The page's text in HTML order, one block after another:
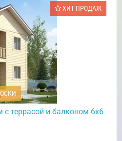
ХИТ ПРОДАЖ
террасой и балконом 6х6